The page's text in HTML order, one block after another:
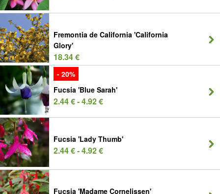
Fremontia de California 'California
Glory'
18.34 €
- 20%
Fucsia 'Blue Sarah'
2.44 € - 4.92 €
Fucsia 'Lady Thumb'
2.44 € - 4.92 €
Fucsia 'Madame Cornelissen'